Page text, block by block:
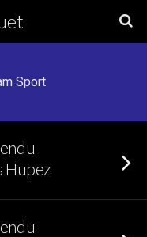
Sport
Hupez